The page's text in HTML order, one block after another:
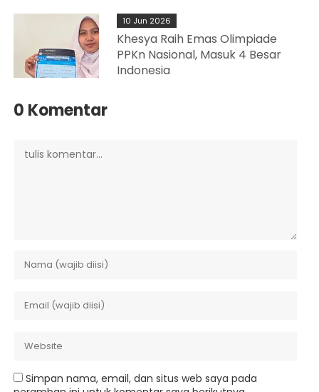
10 Jun 2026
Khesya Raih Emas Olimpiade
PPKn Nasional, Masuk 4 Besar
Indonesia
0 Komentar
Simpan nama, email, dan situs web saya pada